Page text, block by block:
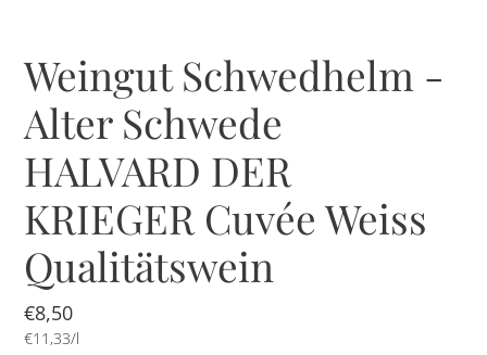
Weingut Schwedhelm -
Alter Schwede
HALVARD DER
KRIEGER Cuvée Weiss
Qualitätswein
Normaler
Preis
€8,50
Einzelpreis
€11,33/pro
l